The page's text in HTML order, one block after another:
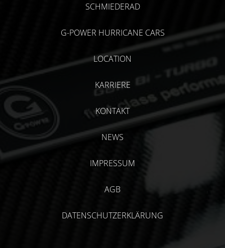
SCHMIEDERAD
G-POWER HURRICANE CARS
LOCATION
KARRIERE
KONTAKT
NEWS
IMPRESSUM
AGB
DATENSCHUTZERKLÄRUNG